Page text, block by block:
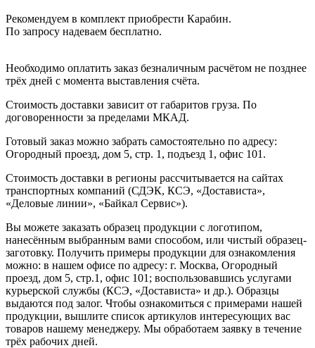
Рекомендуем в комплект приобрести Карабин.
По запросу надеваем бесплатно.
Необходимо оплатить заказ безналичным расчётом не позднее
трёх дней с момента выставления счёта.
Стоимость доставки зависит от габаритов груза. По
договоренности за пределами МКАД.
Готовый заказ можно забрать самостоятельно по адресу:
Огородный проезд, дом 5, стр. 1, подъезд 1, офис 101.
Стоимость доставки в регионы рассчитывается на сайтах
транспортных компаний (СДЭК, КСЭ, «Достависта»,
«Деловые линии», «Байкал Сервис»).
Вы можете заказать образец продукции с логотипом,
нанесённым выбранным вами способом, или чистый образец-
заготовку. Получить примеры продукции для ознакомления
можно: в нашем офисе по адресу: г. Москва, Огородный
проезд, дом 5, стр.1, офис 101; воспользовавшись услугами
курьерской службы (КСЭ, «Достависта» и др.). Образцы
выдаются под залог. Чтобы ознакомиться с примерами нашей
продукции, вышлите список артикулов интересующих вас
товаров нашему менеджеру. Мы обработаем заявку в течение
трёх рабочих дней.